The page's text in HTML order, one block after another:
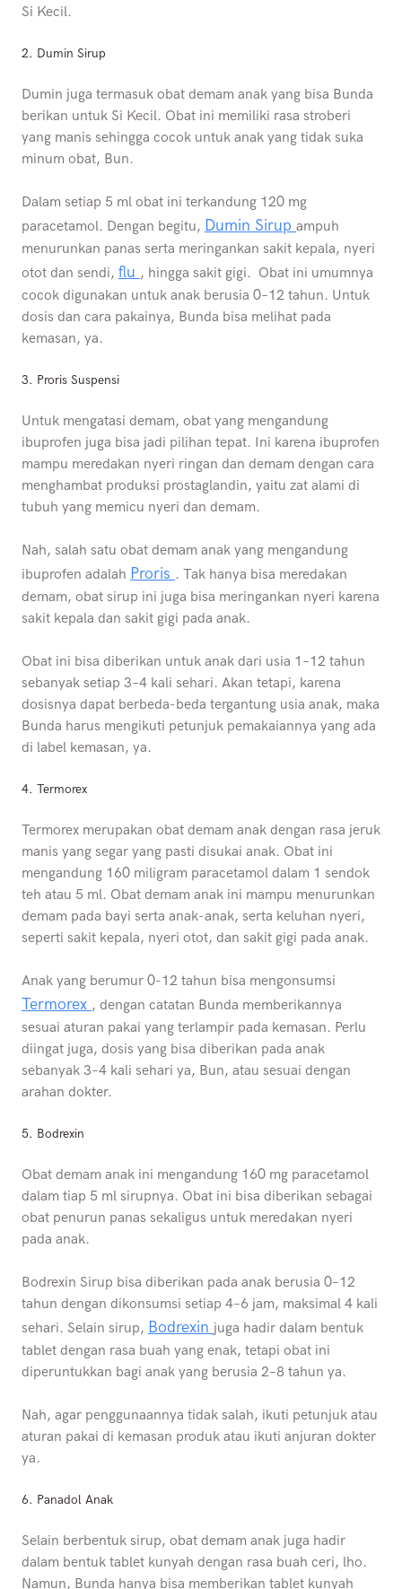
Si Kecil.
2. Dumin Sirup
Dumin juga termasuk obat demam anak yang bisa Bunda
berikan untuk Si Kecil. Obat ini memiliki rasa stroberi
yang manis sehingga cocok untuk anak yang tidak suka
minum obat, Bun.
Dalam setiap 5 ml obat ini terkandung 120 mg
paracetamol. Dengan begitu, Dumin Sirup ampuh
menurunkan panas serta meringankan sakit kepala, nyeri
otot dan sendi, flu , hingga sakit gigi. Obat ini umumnya
cocok digunakan untuk anak berusia 0–12 tahun. Untuk
dosis dan cara pakainya, Bunda bisa melihat pada
kemasan, ya.
3. Proris Suspensi
Untuk mengatasi demam, obat yang mengandung
ibuprofen juga bisa jadi pilihan tepat. Ini karena ibuprofen
mampu meredakan nyeri ringan dan demam dengan cara
menghambat produksi prostaglandin, yaitu zat alami di
tubuh yang memicu nyeri dan demam.
Nah, salah satu obat demam anak yang mengandung
ibuprofen adalah Proris . Tak hanya bisa meredakan
demam, obat sirup ini juga bisa meringankan nyeri karena
sakit kepala dan sakit gigi pada anak.
Obat ini bisa diberikan untuk anak dari usia 1–12 tahun
sebanyak setiap 3–4 kali sehari. Akan tetapi, karena
dosisnya dapat berbeda-beda tergantung usia anak, maka
Bunda harus mengikuti petunjuk pemakaiannya yang ada
di label kemasan, ya.
4. Termorex
Termorex merupakan obat demam anak dengan rasa jeruk
manis yang segar yang pasti disukai anak. Obat ini
mengandung 160 miligram paracetamol dalam 1 sendok
teh atau 5 ml. Obat demam anak ini mampu menurunkan
demam pada bayi serta anak-anak, serta keluhan nyeri,
seperti sakit kepala, nyeri otot, dan sakit gigi pada anak.
Anak yang berumur 0-12 tahun bisa mengonsumsi
Termorex , dengan catatan Bunda memberikannya
sesuai aturan pakai yang terlampir pada kemasan. Perlu
diingat juga, dosis yang bisa diberikan pada anak
sebanyak 3–4 kali sehari ya, Bun, atau sesuai dengan
arahan dokter.
5. Bodrexin
Obat demam anak ini mengandung 160 mg paracetamol
dalam tiap 5 ml sirupnya. Obat ini bisa diberikan sebagai
obat penurun panas sekaligus untuk meredakan nyeri
pada anak.
Bodrexin Sirup bisa diberikan pada anak berusia 0–12
tahun dengan dikonsumsi setiap 4–6 jam, maksimal 4 kali
sehari. Selain sirup, Bodrexin juga hadir dalam bentuk
tablet dengan rasa buah yang enak, tetapi obat ini
diperuntukkan bagi anak yang berusia 2–8 tahun ya.
Nah, agar penggunaannya tidak salah, ikuti petunjuk atau
aturan pakai di kemasan produk atau ikuti anjuran dokter
ya.
6. Panadol Anak
Selain berbentuk sirup, obat demam anak juga hadir
dalam bentuk tablet kunyah dengan rasa buah ceri, lho.
Namun, Bunda hanya bisa memberikan tablet kunyah